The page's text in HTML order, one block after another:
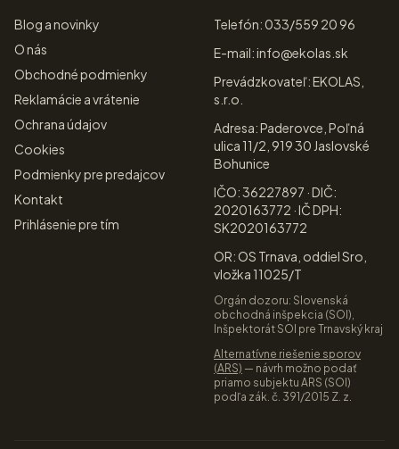
Blog a novinky
O nás
Obchodné podmienky
Reklamácie a vrátenie
Ochrana údajov
Cookies
Podmienky pre predajcov
Kontakt
Prihlásenie pre tím
Telefón: 033/559 20 96
E-mail: info@ekolas.sk
Prevádzkovateľ: EKOLAS,
s.r.o.
Adresa: Paderovce, Poľná
ulica 11/2, 919 30 Jaslovské
Bohunice
IČO: 36227897 · DIČ:
2020163772 · IČ DPH:
SK2020163772
OR: OS Trnava, oddiel Sro,
vložka 11025/T
Orgán dozoru: Slovenská
obchodná inšpekcia (SOI),
Inšpektorát SOI pre Trnavský kraj
Alternatívne riešenie sporov
(ARS) — návrh možno podať
priamo subjektu ARS (SOI)
podľa zák. č. 391/2015 Z. z.